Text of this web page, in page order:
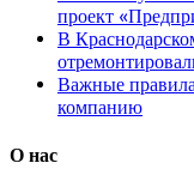
проект
В
Важные
компанию
О нас